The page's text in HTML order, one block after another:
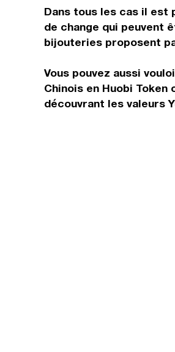
Dans tous les cas il est
de change qui peuvent
bijouteries proposent
Vous pouvez aussi
Chinois en Huobi
découvrant les valeurs